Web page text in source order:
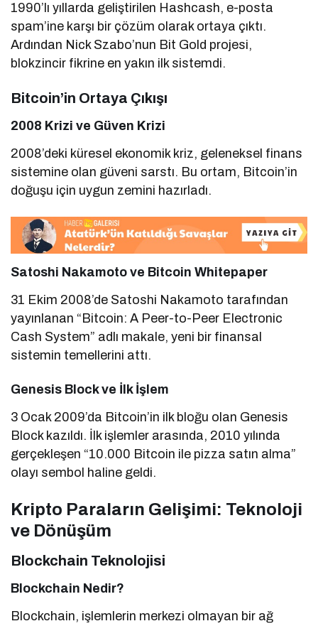
1990’lı yıllarda geliştirilen Hashcash, e-posta
spam’ine karşı bir çözüm olarak ortaya çıktı.
Ardından Nick Szabo’nun Bit Gold projesi,
blokzincir fikrine en yakın ilk sistemdi.
Bitcoin’in Ortaya Çıkışı
2008 Krizi ve Güven Krizi
2008’deki küresel ekonomik kriz, geleneksel finans
sistemine olan güveni sarstı. Bu ortam, Bitcoin’in
doğuşu için uygun zemini hazırladı.
Satoshi Nakamoto ve Bitcoin Whitepaper
31 Ekim 2008’de Satoshi Nakamoto tarafından
yayınlanan “Bitcoin: A Peer-to-Peer Electronic
Cash System” adlı makale, yeni bir finansal
sistemin temellerini attı.
Genesis Block ve İlk İşlem
3 Ocak 2009’da Bitcoin’in ilk bloğu olan Genesis
Block kazıldı. İlk işlemler arasında, 2010 yılında
gerçekleşen “10.000 Bitcoin ile pizza satın alma”
olayı sembol haline geldi.
Kripto Paraların Gelişimi: Teknoloji
ve Dönüşüm
Blockchain Teknolojisi
Blockchain Nedir?
Blockchain, işlemlerin merkezi olmayan bir ağ